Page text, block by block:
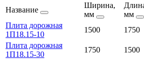
Название
Ширина,
мм
мм
Плита дорожная
1П18.15-10
1500 1750
Плита дорожная
1П18.15-30
1750 1500